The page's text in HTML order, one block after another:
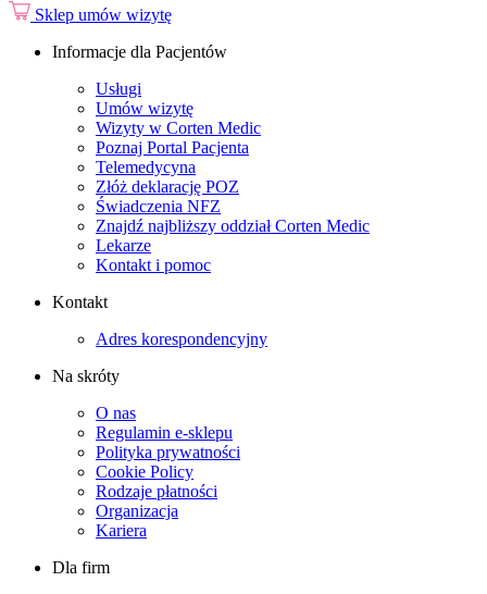
Sklep umów wizytę
Informacje dla Pacjentów
Usługi
Umów wizytę
Wizyty w Corten Medic
Poznaj Portal Pacjenta
Telemedycyna
Złóż deklarację POZ
Świadczenia NFZ
Znajdź najbliższy oddział Corten Medic
Lekarze
Kontakt i pomoc
Kontakt
Adres korespondencyjny
Na skróty
O nas
Regulamin e-sklepu
Polityka prywatności
Cookie Policy
Rodzaje płatności
Organizacja
Kariera
Dla firm